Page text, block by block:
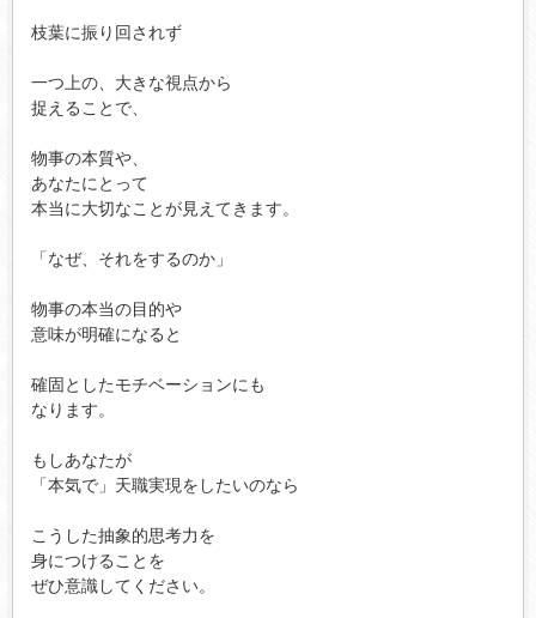
枝葉に振り回されず
一つ上の、大きな視点から
捉えることで、
物事の本質や、
あなたにとって
本当に大切なことが見えてきます。
「なぜ、それをするのか」
物事の本当の目的や
意味が明確になると
確固としたモチベーションにも
なります。
もしあなたが
「本気で」天職実現をしたいのなら
こうした抽象的思考力を
身につけることを
ぜひ意識してください。